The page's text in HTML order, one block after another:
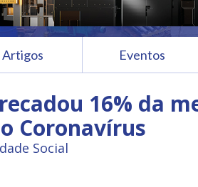
Artigos Eventos
16% da
Coronavírus
Social